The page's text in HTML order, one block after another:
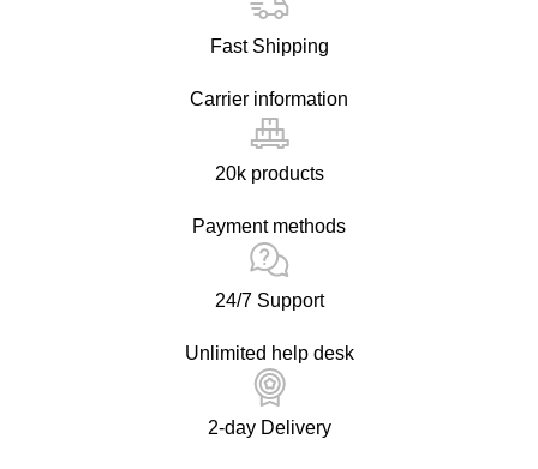
Fast Shipping
Carrier information
20k products
Payment methods
24/7 Support
Unlimited help desk
2-day Delivery